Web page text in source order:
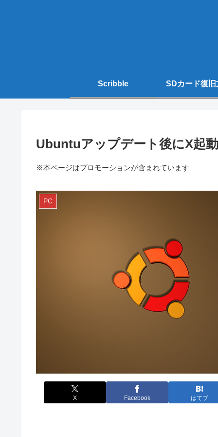
Scribble SDカード復旧
Ubuntuアップデート後にX起
※本ページはプロモーションが含まれています
PC
X Facebook はてブ